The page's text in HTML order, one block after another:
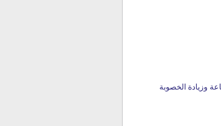
وزيادة الخصوبة